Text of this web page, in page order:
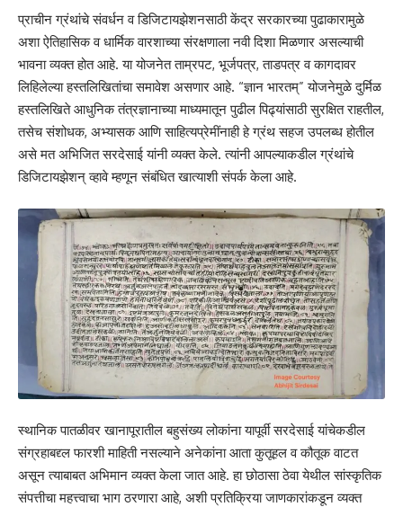
प्राचीन ग्रंथांचे संवर्धन व डिजिटायझेशनसाठी केंद्र सरकारच्या पुढाकारामुळे
अशा ऐतिहासिक व धार्मिक वारशाच्या संरक्षणाला नवी दिशा मिळणार असल्याची
भावना व्यक्त होत आहे. या योजनेत ताम्रपट, भूर्जपत्र, ताडपत्र व कागदावर
लिहिलेल्या हस्तलिखितांचा समावेश असणार आहे. “ज्ञान भारतम्” योजनेमुळे दुर्मिळ
हस्तलिखिते आधुनिक तंत्रज्ञानाच्या माध्यमातून पुढील पिढ्यांसाठी सुरक्षित राहतील,
तसेच संशोधक, अभ्यासक आणि साहित्यप्रेमींनाही हे ग्रंथ सहज उपलब्ध होतील
असे मत अभिजित सरदेसाई यांनी व्यक्त केले. त्यांनी आपल्याकडील ग्रंथांचे
डिजिटायझेशन् व्हावे म्हणून संबंधित खात्याशी संपर्क केला आहे.
स्थानिक पातळीवर खानापूरातील बहुसंख्य लोकांना यापूर्वी सरदेसाई यांचेकडील
संग्रहाबद्द्ल फारशी माहिती नसल्याने अनेकांना आता कुतूहल व कौतूक वाटत
असून त्याबाबत अभिमान व्यक्त केला जात आहे. हा छोठासा ठेवा येथील सांस्कृतिक
संपत्तीचा महत्त्वाचा भाग ठरणारा आहे, अशी प्रतिक्रिया जाणकारांकडून व्यक्त